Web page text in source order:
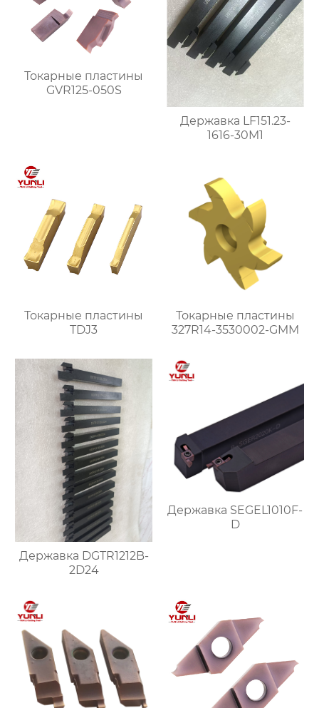
Токарные пластины
GVR125-050S
Державка LF151.23-
1616-30M1
Токарные пластины
TDJ3
Токарные пластины
327R14-3530002-GMM
Державка DGTR1212B-
2D24
Державка SEGEL1010F-
D